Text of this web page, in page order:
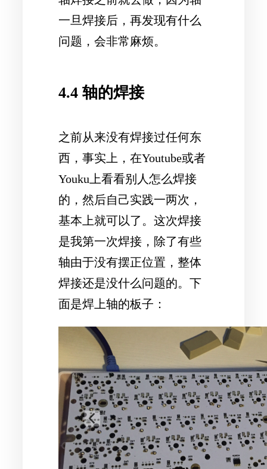
一旦焊接后，再发现有什么
问题，会非常麻烦。
4.4 轴的焊接
之前从来没有焊接过任何东
西，事实上，在Youtube或者
Youku上看看别人怎么焊接
的，然后自己实践一两次，
基本上就可以了。这次焊接
是我第一次焊接，除了有些
轴由于没有摆正位置，整体
焊接还是没什么问题的。下
面是焊上轴的板子：